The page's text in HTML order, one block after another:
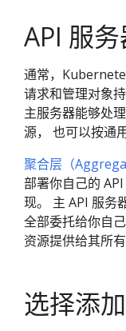
API 服
通常，
请求和管理对象
主服务器能够处
源， 也可以按通
聚合层（
部署你自己的
现。 主 API 服务
全部委托给你自
资源提供给其所有
选择添